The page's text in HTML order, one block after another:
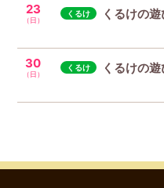
23
（日） くるけの
30
（日） くるけの